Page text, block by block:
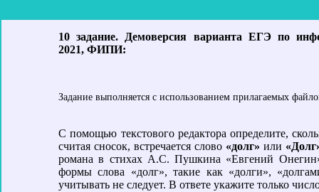
10 задание. Демоверсия варианта ЕГЭ по
2021, ФИПИ:
Задание выполняется с использованием прилагаемых
С помощью текстового редактора определите,
считая сносок, встречается слово «долг» или
романа в стихах А.С. Пушкина «Евгений
формы слова «долг», такие как «долги»,
учитывать не следует. В ответе укажите только